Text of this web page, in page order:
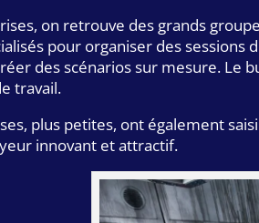
on retrouve des grands
pour organiser des
des scénarios sur mesure. Le
travail.
plus petites, ont également
innovant et attractif.